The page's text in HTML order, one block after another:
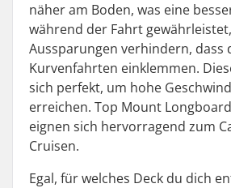
näher am Boden, was eine
während der Fahrt
Aussparungen verhindern, dass
Kurvenfahrten einklemmen.
sich perfekt, um hohe
erreichen. Top Mount
eignen sich hervorragend zum
Cruisen.
Egal, für welches Deck du dich